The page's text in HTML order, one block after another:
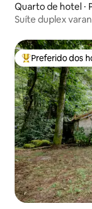
Quarto de hotel ⋅
Entre os
Preferido dos